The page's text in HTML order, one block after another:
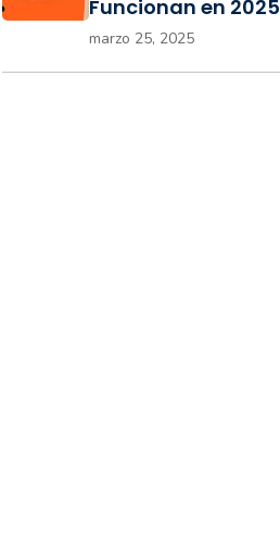
Funcionan en 2025
marzo 25, 2025